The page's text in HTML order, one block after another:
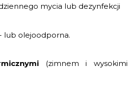
mycia lub dezynfekcji
lub olejoodporna.
(zimnem i wysokimi